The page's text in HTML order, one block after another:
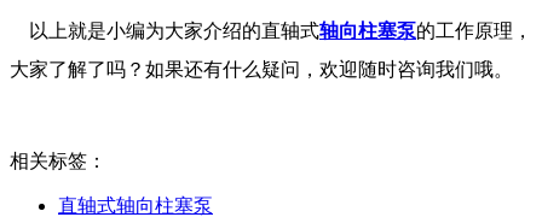
以上就是小编为大家介绍的直轴式轴向柱塞泵的工作原理，
大家了解了吗？如果还有什么疑问，欢迎随时咨询我们哦。
相关标签：
直轴式轴向柱塞泵